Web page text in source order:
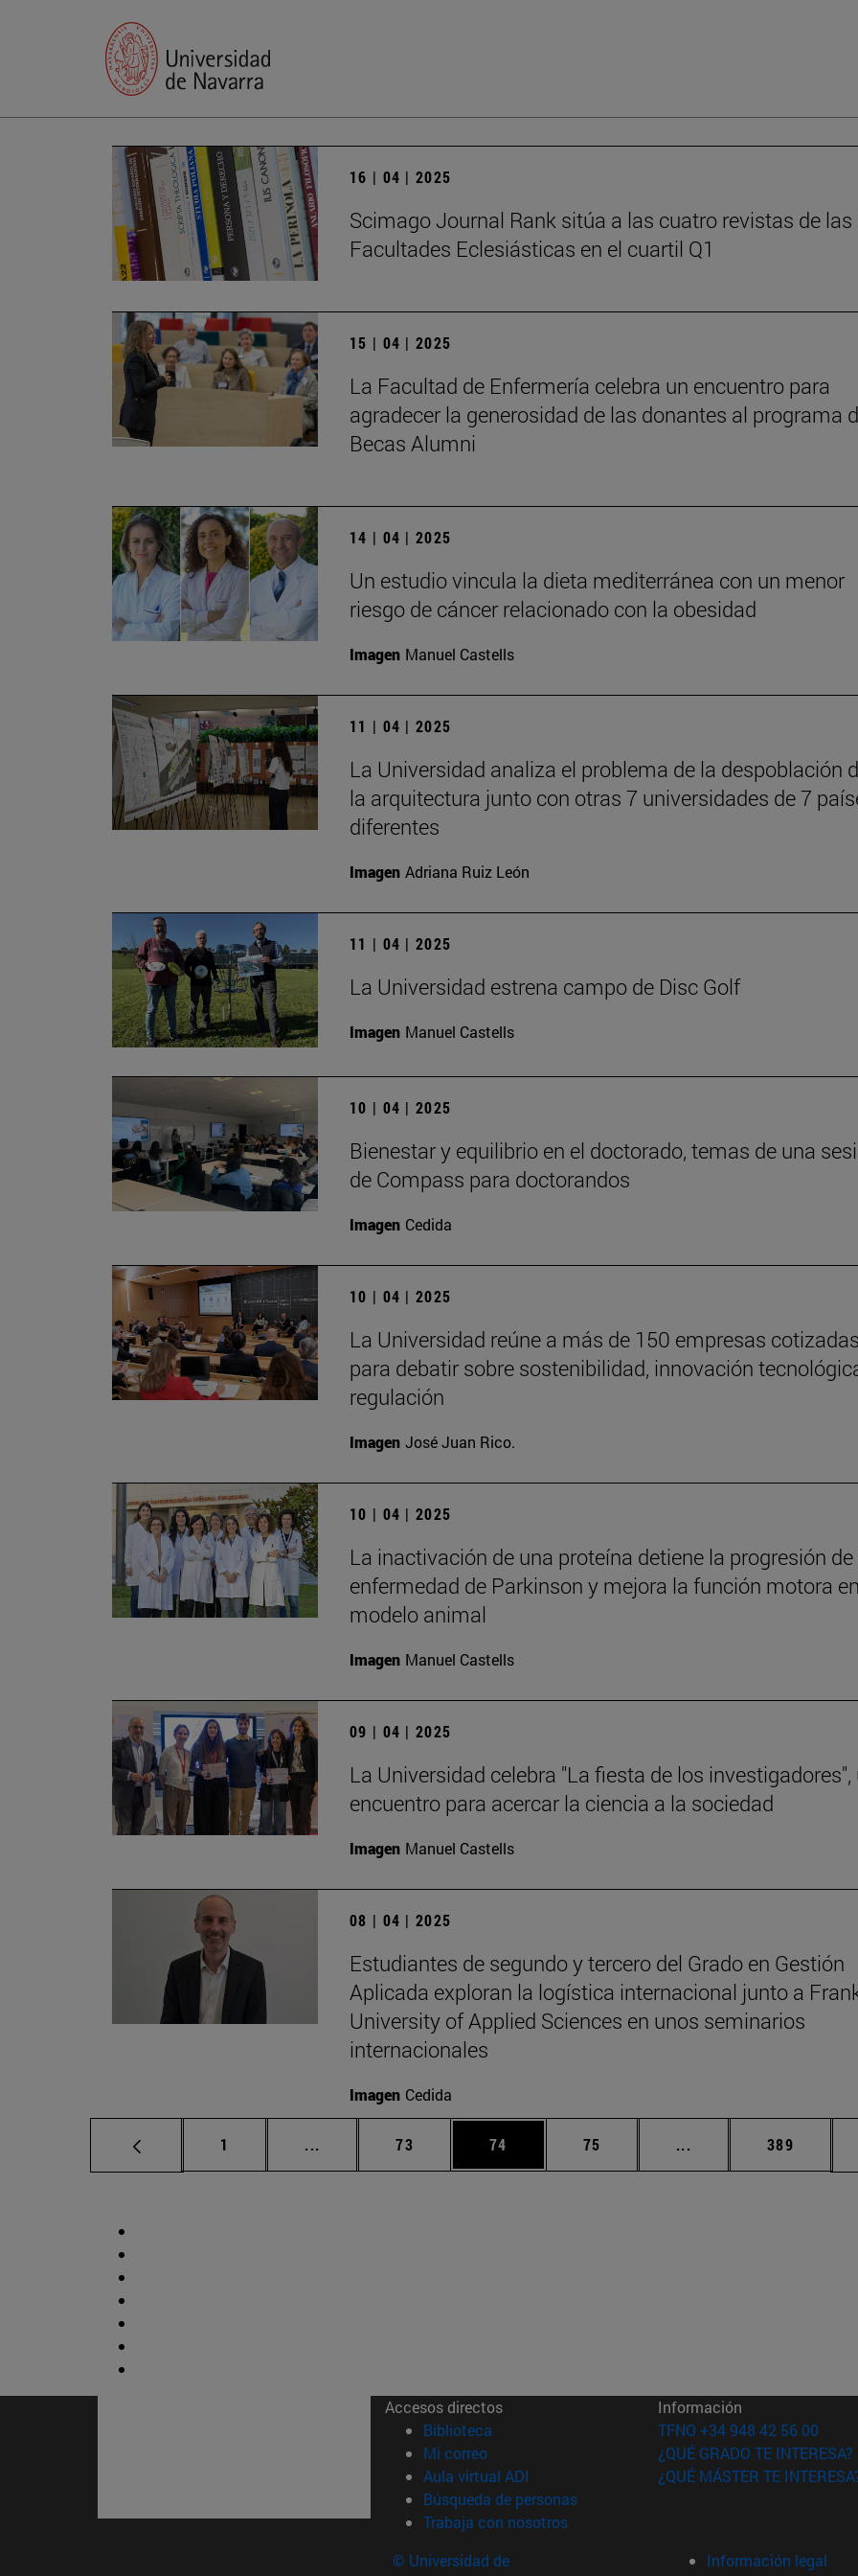
16 | 04 | 2025
Scimago Journal Rank sitúa a las cuatro revistas de las
Facultades Eclesiásticas en el cuartil Q1
15 | 04 | 2025
La Facultad de Enfermería celebra un encuentro para
agradecer la generosidad de las donantes al programa
Becas Alumni
14 | 04 | 2025
Un estudio vincula la dieta mediterránea con un menor
riesgo de cáncer relacionado con la obesidad
Imagen Manuel Castells
11 | 04 | 2025
La Universidad analiza el problema de la despoblación
la arquitectura junto con otras 7 universidades de 7
diferentes
Imagen Adriana Ruiz León
11 | 04 | 2025
La Universidad estrena campo de Disc Golf
Imagen Manuel Castells
10 | 04 | 2025
Bienestar y equilibrio en el doctorado, temas de una
de Compass para doctorandos
Imagen Cedida
10 | 04 | 2025
La Universidad reúne a más de 150 empresas
para debatir sobre sostenibilidad, innovación
regulación
Imagen José Juan Rico.
10 | 04 | 2025
La inactivación de una proteína detiene la progresión de
enfermedad de Parkinson y mejora la función motora
modelo animal
Imagen Manuel Castells
09 | 04 | 2025
La Universidad celebra "La fiesta de los investigadores",
encuentro para acercar la ciencia a la sociedad
Imagen Manuel Castells
08 | 04 | 2025
Estudiantes de segundo y tercero del Grado en Gestión
Aplicada exploran la logística internacional junto a
University of Applied Sciences en unos seminarios
internacionales
Imagen Cedida
Página
1 ... Páginas intermedias Use TAB para desplazarse.
Página
73 Página
74 Página
75 ... Páginas intermedias
Página
389
Accesos directos
Biblioteca (abre en nueva ventana)
Mi correo(abre en nueva ventana)
Aula virtual ADI (abre en nueva ventana)
Búsqueda de personas(abre en nueva ventana)
Trabaja con nosotros(abre en nueva ventana)
Información
TFNO +34 948 42 56 00
¿QUÉ GRADO TE INTERESA?
¿QUÉ MÁSTER TE
© Universidad de
Información legal